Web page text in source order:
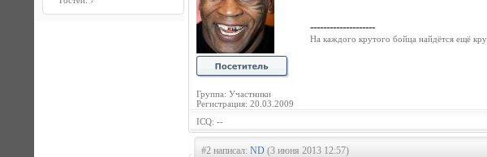
Группа: Участники
Регистрация: 20.03.2009
--------------------
На каждого крутого бойца найдётся ещё
ICQ: --
#2 написал: ND (3 июня 2013 12:57)